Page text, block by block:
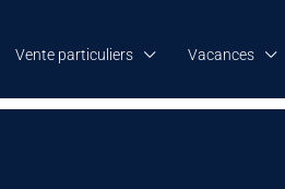
Vente particuliers Vacances